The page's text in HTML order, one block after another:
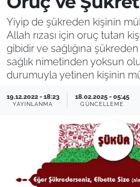
Yiyip de şükreden kişinin
Allah rızası için oruç tutan
gibidir ve sağlığına
sağlık nimetinden yoksun
durumuyla yetinen kişinin
19.12.2022 - 18:23
YAYINLANMA
18.02.2025 - 05:45
GÜNCELLEME